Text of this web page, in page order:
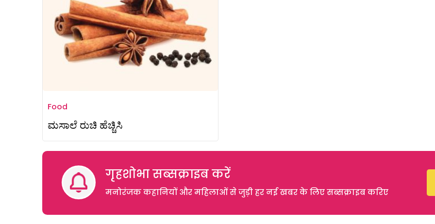
Food
ಮಸಾಲೆ ರುಚಿ ಹೆಚ್ಚಿಸಿ
गृहशोभा सब्सक्राइब करें
मनोरंजक कहानियों और महिलाओं से जुड़ी हर नई खबर के लिए सब्सक्राइब करिए